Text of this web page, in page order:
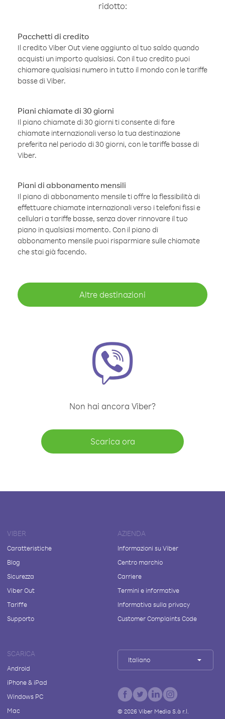
ridotto:
Pacchetti di credito
Il credito Viber Out viene aggiunto al tuo saldo quando
acquisti un importo qualsiasi. Con il tuo credito puoi
chiamare qualsiasi numero in tutto il mondo con le tariffe
basse di Viber.
Piani chiamate di 30 giorni
Il piano chiamate di 30 giorni ti consente di fare
chiamate internazionali verso la tua destinazione
preferita nel periodo di 30 giorni, con le tariffe basse di
Viber.
Piani di abbonamento mensili
Il piano di abbonamento mensile ti offre la flessibilità di
effettuare chiamate internazionali verso i telefoni fissi e
cellulari a tariffe basse, senza dover rinnovare il tuo
piano in qualsiasi momento. Con il piano di
abbonamento mensile puoi risparmiare sulle chiamate
che stai già facendo.
Altre destinazioni
Non hai ancora Viber?
Scarica ora
VIBER
Caratteristiche
Blog
Sicurezza
Viber Out
Tariffe
Supporto
AZIENDA
Informazioni su Viber
Centro marchio
Carriere
Termini e informative
Informativa sulla privacy
Customer Complaints Code
SCARICA
Android
iPhone & iPad
Windows PC
Mac
Italiano
© 2026Viber Media S.à r.l.